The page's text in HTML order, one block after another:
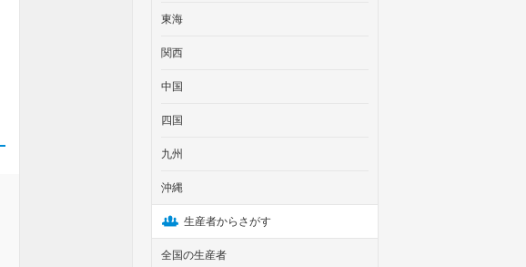
東海
関西
中国
四国
九州
沖縄
生産者からさがす
全国の生産者